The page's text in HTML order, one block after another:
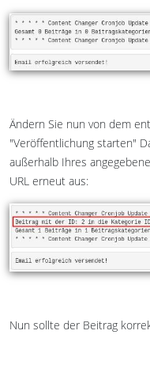
Ändern Sie nun von dem
"Veröffentlichung starten"
außerhalb Ihres
URL erneut aus:
Nun sollte der Beitrag